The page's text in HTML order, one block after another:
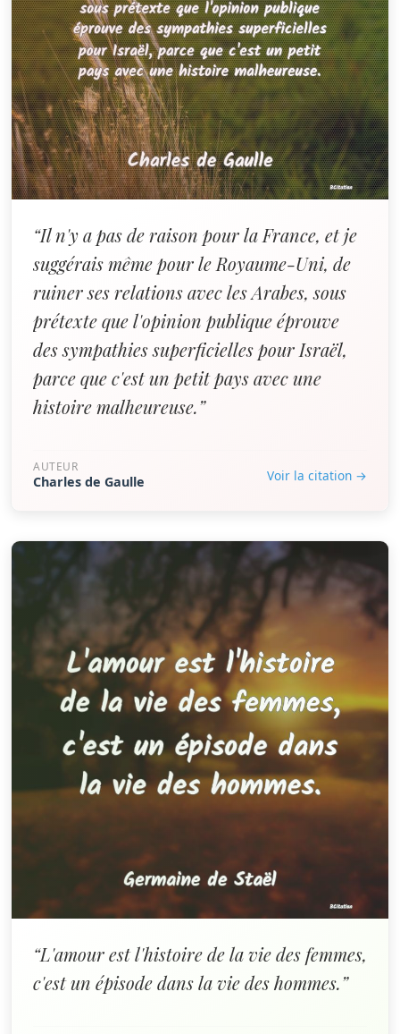
“Il n'y a pas de raison pour la France, et je
suggérais même pour le Royaume-Uni, de
ruiner ses relations avec les Arabes, sous
prétexte que l'opinion publique éprouve
des sympathies superficielles pour Israël,
parce que c'est un petit pays avec une
histoire malheureuse.”
AUTEUR
Charles de Gaulle Voir la citation →
“L'amour est l'histoire de la vie des femmes,
c'est un épisode dans la vie des hommes.”